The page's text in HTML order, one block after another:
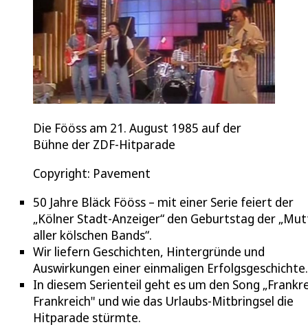
Die Fööss am 21. August 1985 auf der
Bühne der ZDF-Hitparade
Copyright: Pavement
50 Jahre Bläck Fööss – mit einer Serie feiert der
„Kölner Stadt-Anzeiger“ den Geburtstag der
aller kölschen Bands“.
Wir liefern Geschichten, Hintergründe und
Auswirkungen einer einmaligen Erfolgsgeschichte.
In diesem Serienteil geht es um den Song
Frankreich" und wie das Urlaubs-Mitbringsel die
Hitparade stürmte.